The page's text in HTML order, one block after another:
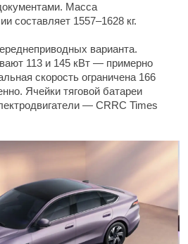
Масса
составляет 1557–1628 кг.
варианта.
113 и 145 кВт — примерно
скорость ограничена 166
Ячейки тяговой батареи
— CRRC Times